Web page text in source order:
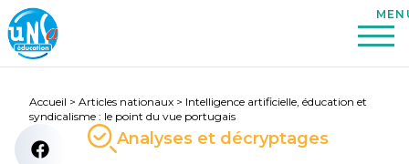
Accueil > Articles nationaux > Intelligence artificielle, éducation et
syndicalisme : le point du vue portugais
Analyses et décryptages